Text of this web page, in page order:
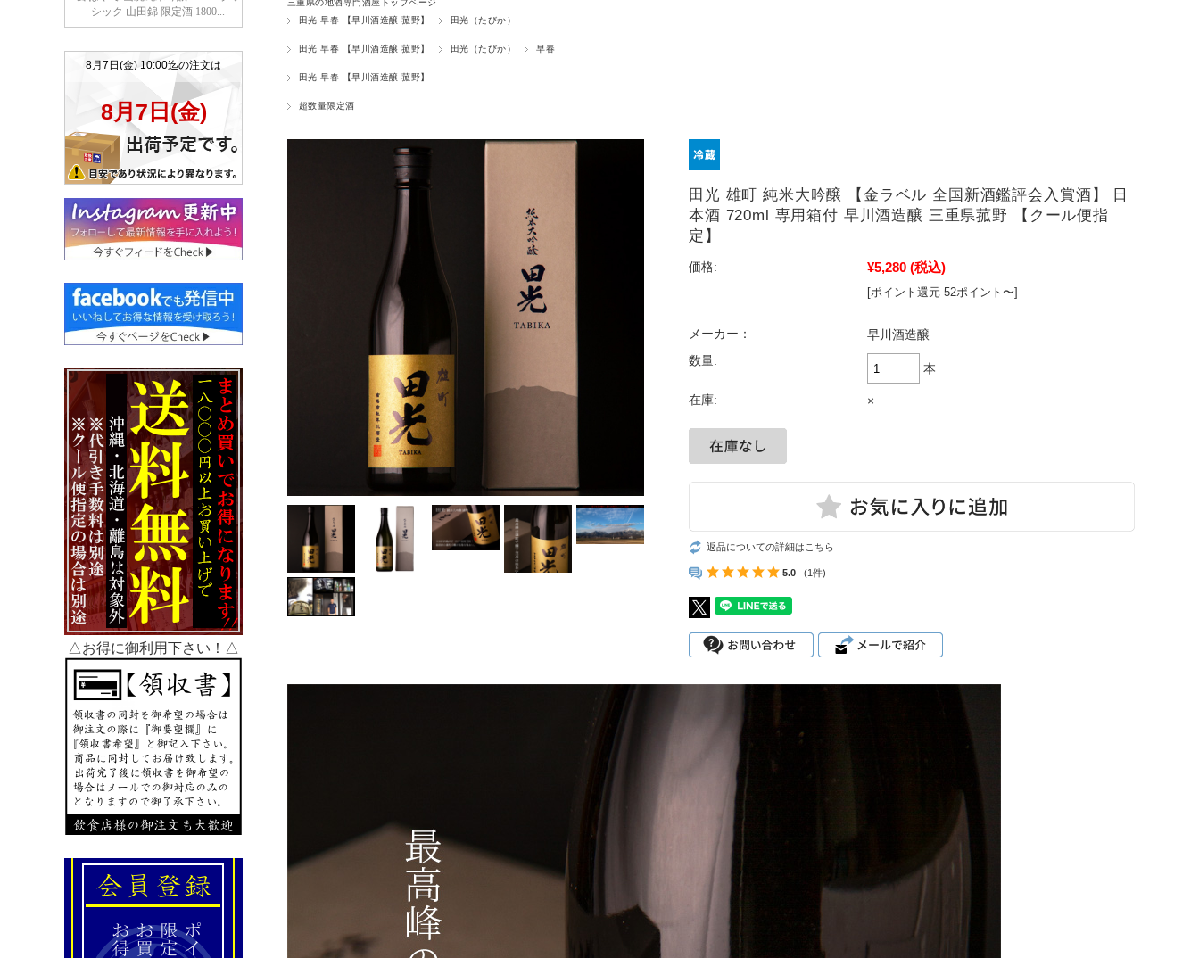
三重県の地酒専門酒屋トップページ
田光 早春 【早川酒造醸 菰野】
田光（たびか）
田光 早春 【早川酒造醸 菰野】 田光（たびか） 早春
田光 早春 【早川酒造醸 菰野】
超数量限定酒
田光 雄町 純米大吟醸 【金ラベル 全国新酒鑑評会入賞酒】 日
本酒 720ml 専用箱付 早川酒造醸 三重県菰野 【クール便指
定】
価格: ¥5,280 (税込)
[ポイント還元 52ポイント〜]
メーカー：
早川酒造醸
数量:
本
在庫: ×
返品についての詳細はこちら
5.0 (1件)
△お得に御利用下さい！△